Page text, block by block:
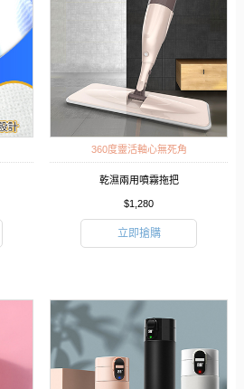
360度靈活軸心無死角
乾濕兩用噴霧拖把
$1,280
立即搶購